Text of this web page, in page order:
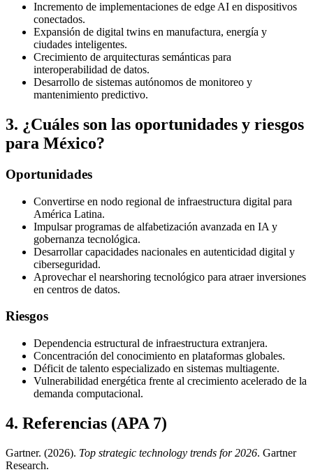
Incremento de implementaciones de edge AI en dispositivos
conectados.
Expansión de digital twins en manufactura, energía y
ciudades inteligentes.
Crecimiento de arquitecturas semánticas para
interoperabilidad de datos.
Desarrollo de sistemas autónomos de monitoreo y
mantenimiento predictivo.
3. ¿Cuáles son las oportunidades y riesgos
para México?
Oportunidades
Convertirse en nodo regional de infraestructura digital para
América Latina.
Impulsar programas de alfabetización avanzada en IA y
gobernanza tecnológica.
Desarrollar capacidades nacionales en autenticidad digital y
ciberseguridad.
Aprovechar el nearshoring tecnológico para atraer inversiones
en centros de datos.
Riesgos
Dependencia estructural de infraestructura extranjera.
Concentración del conocimiento en plataformas globales.
Déficit de talento especializado en sistemas multiagente.
Vulnerabilidad energética frente al crecimiento acelerado de la
demanda computacional.
4. Referencias (APA 7)
Gartner. (2026). Top strategic technology trends for 2026. Gartner
Research.